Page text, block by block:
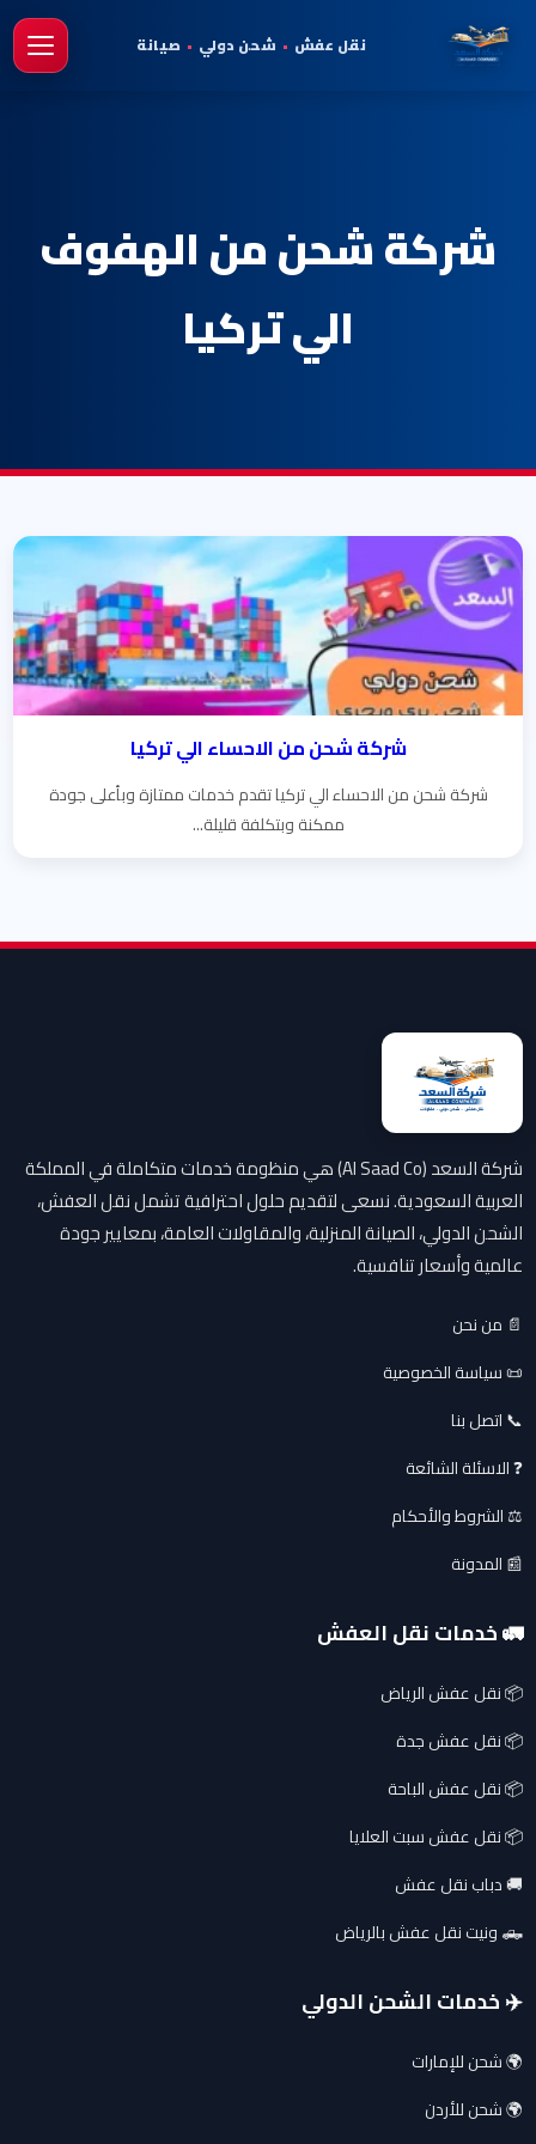
نقل عفش • شحن دولي • صيانة
شركة شحن من الهفوف
الي تركيا
شركة شحن من الاحساء الي تركيا
شركة شحن من الاحساء الي تركيا تقدم خدمات ممتازة وبأعلى جودة
ممكنة وبتكلفة قليلة...
شركة السعد (Al Saad Co) هي منظومة خدمات متكاملة في المملكة
العربية السعودية. نسعى لتقديم حلول احترافية تشمل نقل العفش،
الشحن الدولي، الصيانة المنزلية، والمقاولات العامة، بمعايير جودة
عالمية وأسعار تنافسية.
📄 من نحن
📜 سياسة الخصوصية
📞 اتصل بنا
❓ الاسئلة الشائعة
⚖️ الشروط والأحكام
📰 المدونة
🚛 خدمات نقل العفش
📦 نقل عفش الرياض
📦 نقل عفش جدة
📦 نقل عفش الباحة
📦 نقل عفش سبت العلايا
🚚 دباب نقل عفش
🛻 ونيت نقل عفش بالرياض
✈️ خدمات الشحن الدولي
🌍 شحن للإمارات
🌍 شحن للأردن